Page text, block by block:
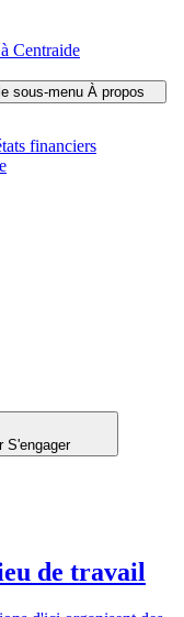
Centraide
sous-menu À propos
financiers
S'engager
de travail